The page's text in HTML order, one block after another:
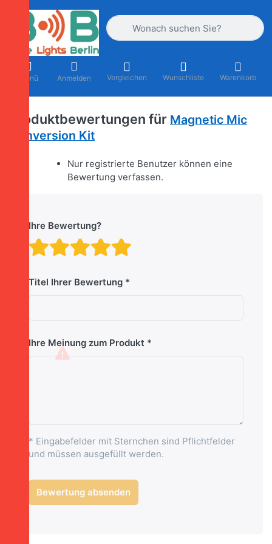
Geben Sie einen Suchbegriff ein.
Menü Anmelden Vergleichen Wunschliste Warenkorb
Produktbewertungen für Magnetic Mic
Conversion Kit
Nur registrierte Benutzer können eine
Bewertung verfassen.
Ihre Bewertung?
Bewertung: 4 von
Bewertung: 3 von 5
Bewertung: 2 von 5
Bewertung: 1 von 5
Titel Ihrer Bewertung
Ihre Meinung zum Produkt
* Eingabefelder mit Sternchen sind Pflichtfelder
und müssen ausgefüllt werden.
Bewertung absenden